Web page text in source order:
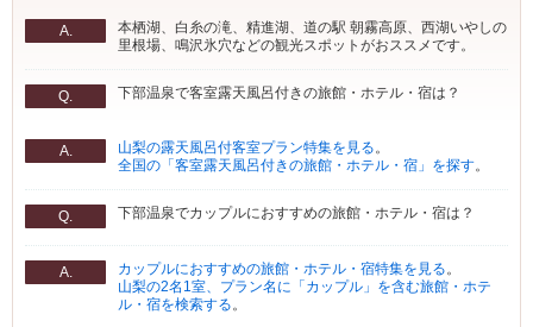
A.
本栖湖、白糸の滝、精進湖、道の駅 朝霧高原、西湖いやしの
里根場、鳴沢氷穴などの観光スポットがおススメです。
Q. 下部温泉で客室露天風呂付きの旅館・ホテル・宿は？
A. 山梨の露天風呂付客室プラン特集を見る 。
全国の「客室露天風呂付きの旅館・ホテル・宿」を探す。
Q. 下部温泉でカップルにおすすめの旅館・ホテル・宿は？
A. カップルにおすすめの旅館・ホテル・宿特集を見る 。
山梨の2名1室、プラン名に「カップル」を含む旅館・ホテ
ル・宿を検索する 。